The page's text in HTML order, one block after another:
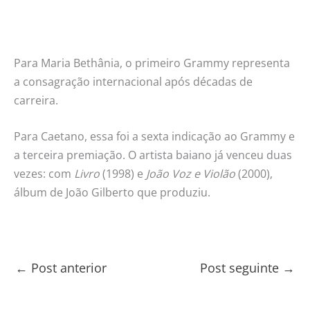
Para Maria Bethânia, o primeiro Grammy representa
a consagração internacional após décadas de
carreira.
Para Caetano, essa foi a sexta indicação ao Grammy e
a terceira premiação. O artista baiano já venceu duas
vezes: com Livro(1998) e João Voz e Violão(2000),
álbum de João Gilberto que produziu.
← Post anterior Post seguinte →